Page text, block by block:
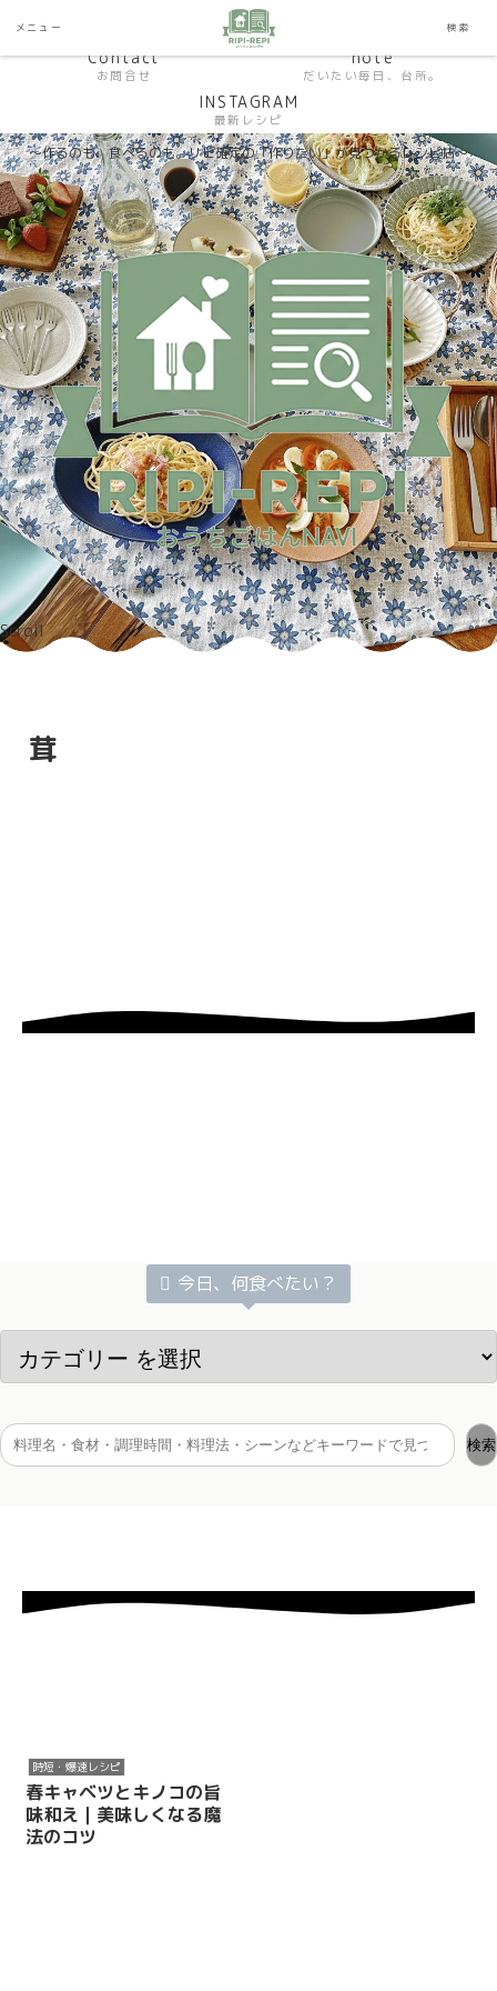
〜作るのも、食べるのも。リピ確定の「作りたい」が見つかるレシピ帖〜
Scroll
Contact
お問合せ
note
だいたい毎日、台所。
INSTAGRAM
最新レシピ
茸
今日、何食べたい？
検索
時短・爆速レシピ
春キャベツとキノコの旨
味和え｜美味しくなる魔
法のコツ
メニュー 検索